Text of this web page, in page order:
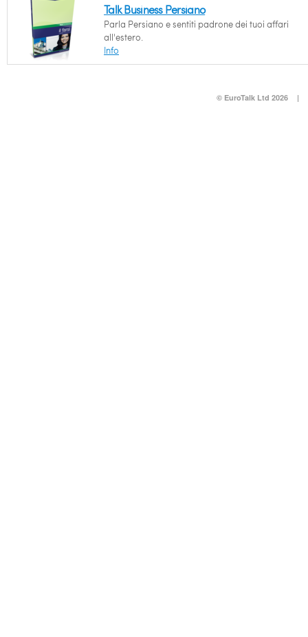
Talk Business Persiano
Parla Persiano e sentiti padrone dei tuoi affari
all'estero.
Info
© EuroTalk Ltd 2026 |